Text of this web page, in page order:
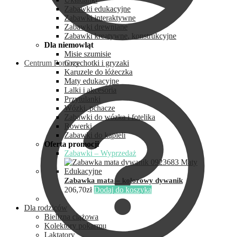
Centrum Pomocy
Zabawki edukacyjne
Zabawki interaktywne
Zabawki drewniane
Zabawki kreatywne, konstrukcyjne
Dla niemowląt
Misie szumisie
Grzechotki i gryzaki
Karuzele do łóżeczka
Maty edukacyjne
Lalki i akcesoria
Przytulanki
Wózki, pchacze
Zabawki do wózka i fotelika
Rowerki
Zabawki do kąpieli
Oferta promocji
Zabawki – Wyprzedaż
Zabawka mata – kolorowy dywanik
206,70zł Dodaj do koszyka
Dla rodziców
Bielizna ciążowa
Kolektory pokarmu
Laktatory